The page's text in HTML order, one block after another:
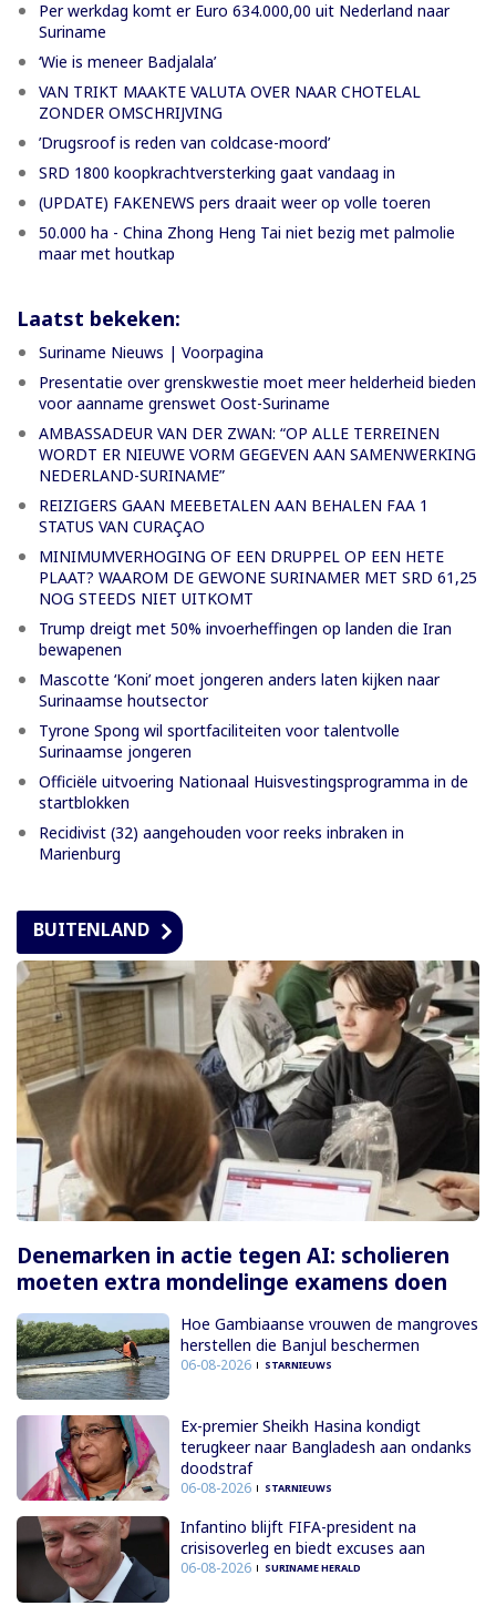
Per werkdag komt er Euro 634.000,00 uit Nederland naar
Suriname
‘Wie is meneer Badjalala’
VAN TRIKT MAAKTE VALUTA OVER NAAR CHOTELAL
ZONDER OMSCHRIJVING
’Drugsroof is reden van coldcase-moord’
SRD 1800 koopkrachtversterking gaat vandaag in
(UPDATE) FAKENEWS pers draait weer op volle toeren
50.000 ha - China Zhong Heng Tai niet bezig met palmolie
maar met houtkap
Laatst bekeken:
Suriname Nieuws | Voorpagina
Presentatie over grenskwestie moet meer helderheid bieden
voor aanname grenswet Oost-Suriname
AMBASSADEUR VAN DER ZWAN: “OP ALLE TERREINEN
WORDT ER NIEUWE VORM GEGEVEN AAN SAMENWERKING
NEDERLAND-SURINAME”
REIZIGERS GAAN MEEBETALEN AAN BEHALEN FAA 1
STATUS VAN CURAÇAO
MINIMUMVERHOGING OF EEN DRUPPEL OP EEN HETE
PLAAT? WAAROM DE GEWONE SURINAMER MET SRD 61,25
NOG STEEDS NIET UITKOMT
Trump dreigt met 50% invoerheffingen op landen die Iran
bewapenen
Mascotte ‘Koni’ moet jongeren anders laten kijken naar
Surinaamse houtsector
Tyrone Spong wil sportfaciliteiten voor talentvolle
Surinaamse jongeren
Officiële uitvoering Nationaal Huisvestingsprogramma in de
startblokken
Recidivist (32) aangehouden voor reeks inbraken in
Marienburg
BUITENLAND
Denemarken in actie tegen AI: scholieren
moeten extra mondelinge examens doen
Hoe Gambiaanse vrouwen de mangroves
herstellen die Banjul beschermen
06-08-2026 STARNIEUWS
Ex-premier Sheikh Hasina kondigt
terugkeer naar Bangladesh aan ondanks
doodstraf
06-08-2026 STARNIEUWS
Infantino blijft FIFA-president na
crisisoverleg en biedt excuses aan
06-08-2026 SURINAME HERALD